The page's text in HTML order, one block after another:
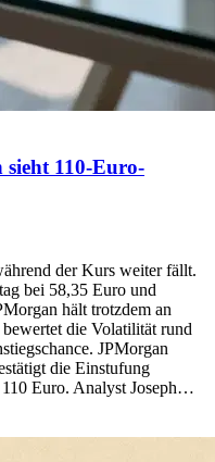
sieht 110-Euro-
der Kurs weiter fällt.
bei 58,35 Euro und
hält trotzdem an
die Volatilität rund
JPMorgan
die Einstufung
Euro. Analyst Joseph…